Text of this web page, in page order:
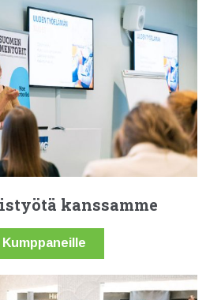
kanssamme
Kumppaneille